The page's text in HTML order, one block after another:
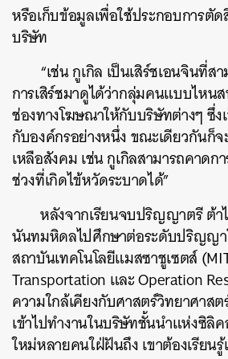
หรือเก็บข้อมูลเพื่อใช้ประกอบการตั
บริษัท
“เช่น กูเกิล เป็นเสิร์ชเอนจินที่ส
การเสิร์ชมาดูได้ว่ากลุ่มคนแบบไหน
ช่องทางโฆษณาให้กับบริษัทต่างๆ ซึ่ง
กับองค์กรอย่างหนึ่ง ขณะเดียวกันก็
เหลือสังคม เช่น กูเกิลสามารถคาด
ช่วงที่เกิดไข้หวัดระบาดได้”
หลังจากเรียนจบปริญญาตรี ต้
นันทมหิดลไปศึกษาต่อระดับปริญญ
สถาบันเทคโนโลยีแมสซาชูเซตส์
Transportation และ Operation
ความใกล้เคียงกับศาสตร์วิทยาศาส
เข้าไปทำงานในบริษัทชั้นนำแห่งซิลิ
ใหม่หลายคนใฝ่ฝันถึง เขาต้องเรียน